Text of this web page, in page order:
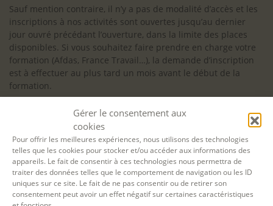
Gérer le consentement aux
cookies
Pour offrir les meilleures expériences, nous utilisons des technologies
telles que les cookies pour stocker et/ou accéder aux informations des
appareils. Le fait de consentir à ces technologies nous permettra de
traiter des données telles que le comportement de navigation ou les ID
uniques sur ce site. Le fait de ne pas consentir ou de retirer son
consentement peut avoir un effet négatif sur certaines caractéristiques
Sauf mention contraire, il n’y a pas de modalité d’accès et les
inscriptions à nos activités sont ouvertes jusqu’au dernier
jour ouvré précédant l’ouverture, dans la limite des places
disponibles. Si vous souhaitez faire prendre en charge votre
formation (Afdas, France Travail…), la demande d’inscription
est à effectuer au plus tard un mois avant le début de la
formation.
NOS ATELIERS
L’école d’écriture
La fabrique du manuscrit
Les stages pour artistes-auteurs
Se former à la biographie
Se former à l’animation